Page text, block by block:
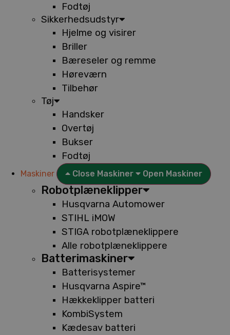
Fodtøj
Sikkerhedsudstyr
Hjelme og visirer
Briller
Bæreseler og remme
Høreværn
Tilbehør
Tøj
Handsker
Overtøj
Bukser
Fodtøj
Maskiner Close Maskiner Open Maskiner
Robotplæneklipper
Husqvarna Automower
STIHL iMOW
STIGA robotplæneklippere
Alle robotplæneklippere
Batterimaskiner
Batterisystemer
Husqvarna Aspire™
Hækkeklipper batteri
KombiSystem
Kædesav batteri